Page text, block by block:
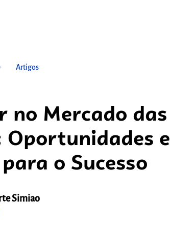
Artigos
no Mercado das
Oportunidades e
o Sucesso
Simiao